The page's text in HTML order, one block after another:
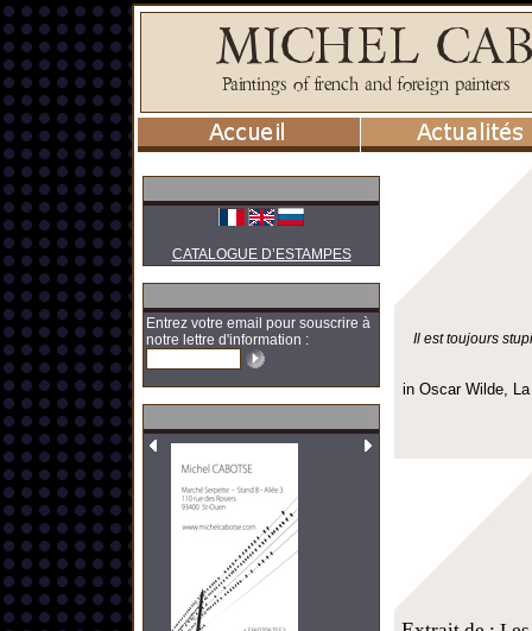
CATALOGUE D’ESTAMPES
Entrez votre email pour souscrire à
notre lettre d'information :
Il est toujours
in Oscar Wilde,